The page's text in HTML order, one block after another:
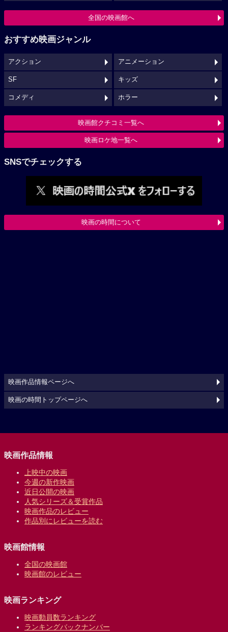
全国の映画館へ
おすすめ映画ジャンル
アクション アニメーション
SF キッズ
コメディ ホラー
映画館クチコミ一覧へ
映画ロケ地一覧へ
SNSでチェックする
映画の時間について
映画作品情報ページへ
映画の時間トップページへ
映画作品情報
上映中の映画
今週の新作映画
近日公開の映画
人気シリーズ＆受賞作品
映画作品のレビュー
作品別にレビューを読む
映画館情報
全国の映画館
映画館のレビュー
映画ランキング
映画動員数ランキング
ランキングバックナンバー